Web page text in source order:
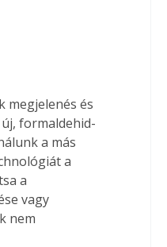
megjelenés és
formaldehid-
a más
a
a
vagy
nem